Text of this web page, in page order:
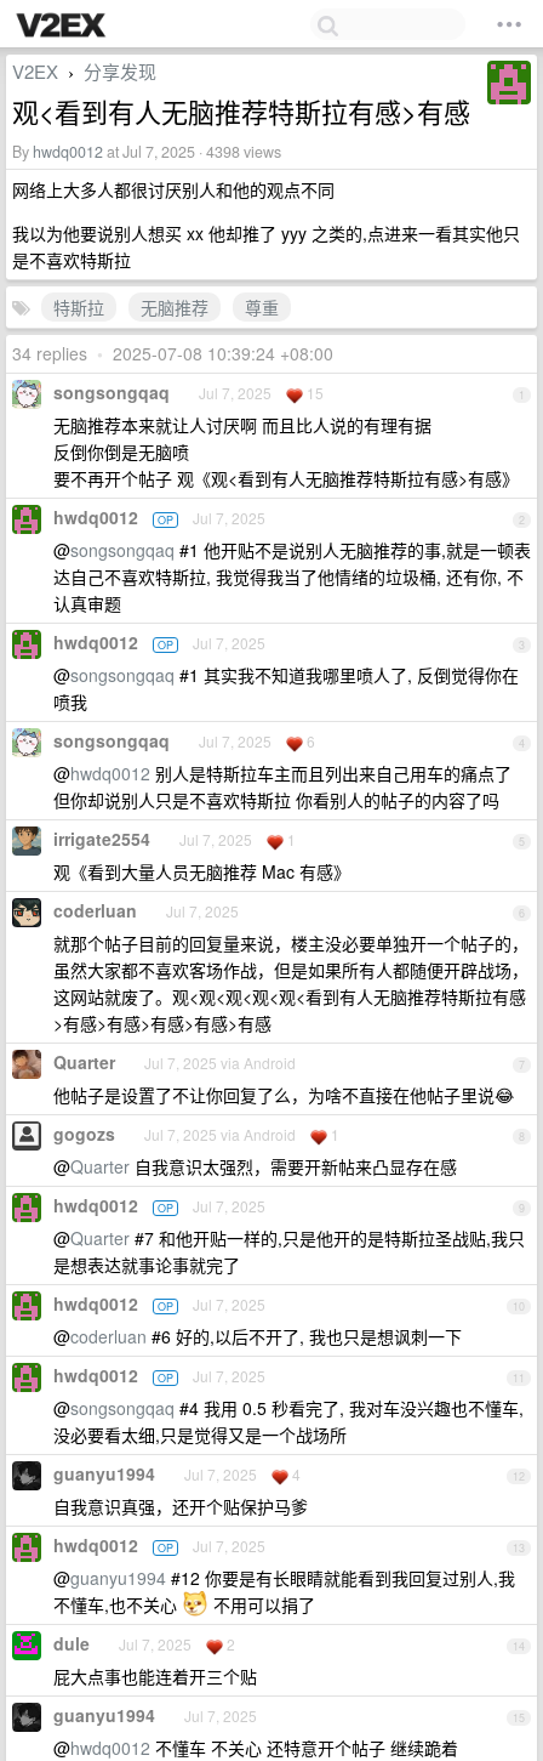
V2EX › 分享发现
观<看到有人无脑推荐特斯拉有感>有感
By hwdq0012at Jul 7, 2025 · 4398 views
网络上大多人都很讨厌别人和他的观点不同
我以为他要说别人想买 xx 他却推了 yyy 之类的,点进来一看其实他只
是不喜欢特斯拉
特斯拉
无脑推荐
尊重
34 replies • 2025-07-08 10:39:24 +08:00
1
songsongqaq Jul 7, 2025 15
无脑推荐本来就让人讨厌啊 而且比人说的有理有据
反倒你倒是无脑喷
要不再开个帖子 观《观<看到有人无脑推荐特斯拉有感>有感》
2
hwdq0012 OP Jul 7, 2025
@songsongqaq #1 他开贴不是说别人无脑推荐的事,就是一顿表
达自己不喜欢特斯拉, 我觉得我当了他情绪的垃圾桶, 还有你, 不
认真审题
3
hwdq0012 OP Jul 7, 2025
@songsongqaq #1 其实我不知道我哪里喷人了, 反倒觉得你在
喷我
4
songsongqaq Jul 7, 2025 6
@hwdq0012 别人是特斯拉车主而且列出来自己用车的痛点了
但你却说别人只是不喜欢特斯拉 你看别人的帖子的内容了吗
5
irrigate2554 Jul 7, 2025 1
观《看到大量人员无脑推荐 Mac 有感》
6
coderluan Jul 7, 2025
就那个帖子目前的回复量来说，楼主没必要单独开一个帖子的，
虽然大家都不喜欢客场作战，但是如果所有人都随便开辟战场，
这网站就废了。观<观<观<观<观<看到有人无脑推荐特斯拉有感
>有感>有感>有感>有感>有感
7
Quarter Jul 7, 2025 via Android
他帖子是设置了不让你回复了么，为啥不直接在他帖子里说😂
8
gogozs Jul 7, 2025 via Android 1
@Quarter 自我意识太强烈，需要开新帖来凸显存在感
9
hwdq0012 OP Jul 7, 2025
@Quarter #7 和他开贴一样的,只是他开的是特斯拉圣战贴,我只
是想表达就事论事就完了
10
hwdq0012 OP Jul 7, 2025
@coderluan #6 好的,以后不开了, 我也只是想讽刺一下
11
hwdq0012 OP Jul 7, 2025
@songsongqaq #4 我用 0.5 秒看完了, 我对车没兴趣也不懂车,
没必要看太细,只是觉得又是一个战场所
12
guanyu1994 Jul 7, 2025 4
自我意识真强，还开个贴保护马爹
13
hwdq0012 OP Jul 7, 2025
@guanyu1994 #12 你要是有长眼睛就能看到我回复过别人,我
不懂车,也不关心
不用可以捐了
14
dule Jul 7, 2025 2
屁大点事也能连着开三个贴
15
guanyu1994 Jul 7, 2025
@hwdq0012 不懂车 不关心 还特意开个帖子 继续跪着